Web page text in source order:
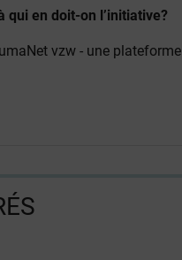
qui en doit-on l’initiative?
vzw - une plateforme